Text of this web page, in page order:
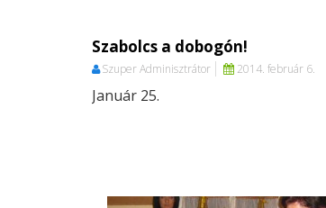
Szabolcs a dobogón!
Szuper Adminisztrátor 2014. február 6.
Január 25.